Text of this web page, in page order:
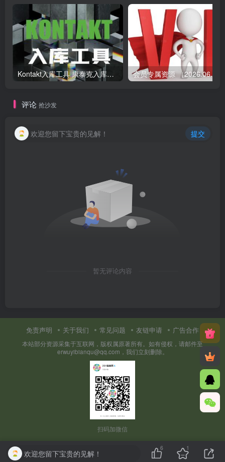
Kontakt入库工具 康泰克入库教程
评论 抢沙发
欢迎您留下宝贵的见解！ 提交
暂无评论内容
免责声明 关于我们 常见问题 友链申请 广告合作
本站部分资源采集于互联网，版权属原著所有。如有侵权，请邮件至
erwuyibianqu@qq.com，我们立刻删除。
扫码加微信
欢迎您留下宝贵的见解！
6 1